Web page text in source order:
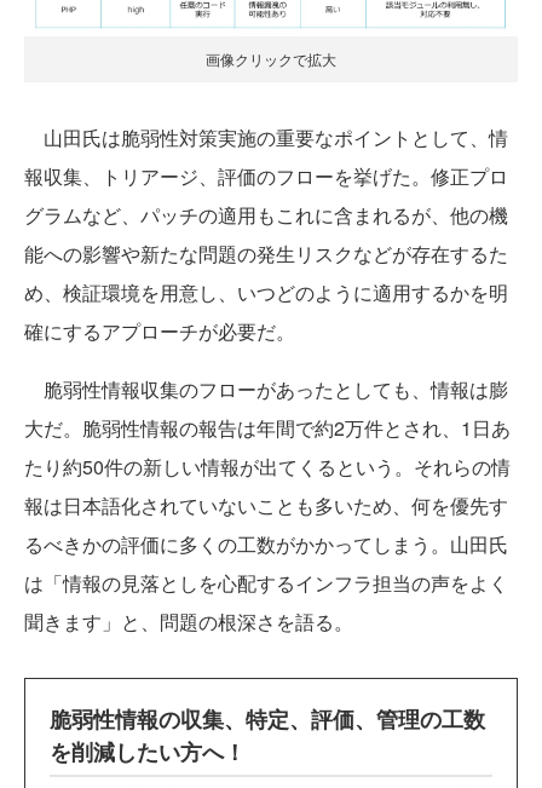
画像クリックで拡大
山田氏は脆弱性対策実施の重要なポイントとして、情
報収集、トリアージ、評価のフローを挙げた。修正プロ
グラムなど、パッチの適用もこれに含まれるが、他の機
能への影響や新たな問題の発生リスクなどが存在するた
め、検証環境を用意し、いつどのように適用するかを明
確にするアプローチが必要だ。
脆弱性情報収集のフローがあったとしても、情報は膨
大だ。脆弱性情報の報告は年間で約2万件とされ、1日あ
たり約50件の新しい情報が出てくるという。それらの情
報は日本語化されていないことも多いため、何を優先す
るべきかの評価に多くの工数がかかってしまう。山田氏
は「情報の見落としを心配するインフラ担当の声をよく
聞きます」と、問題の根深さを語る。
脆弱性情報の収集、特定、評価、管理の工数
を削減したい方へ！